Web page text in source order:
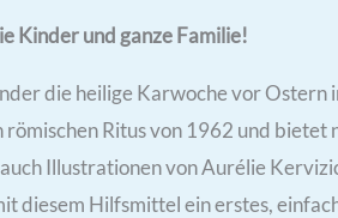
Kinder und ganze Familie!
die heilige Karwoche vor
Ritus von 1962 und bietet
Illustrationen von Aurélie
diesem Hilfsmittel ein erstes,